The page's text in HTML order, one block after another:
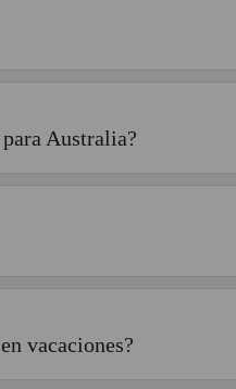
Australia?
vacaciones?